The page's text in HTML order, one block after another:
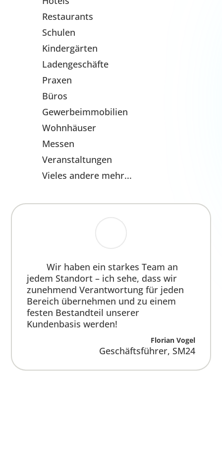
Schulen
Kindergärten
Ladengeschäfte
Praxen
Büros
Gewerbeimmobilien
Wohnhäuser
Messen
Veranstaltungen
Vieles andere mehr...
Wir haben ein starkes Team an jedem
Standort – ich sehe, dass wir
zunehmend Verantwortung für jeden
Bereich übernehmen und zu einem
festen Bestandteil unserer
Kundenbasis werden!
Geschäftsführer